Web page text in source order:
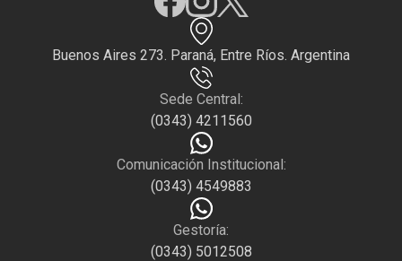
Buenos Aires 273. Paraná, Entre Ríos. Argentina
Sede Central:
(0343) 4211560
Comunicación Institucional:
(0343) 4549883
Gestoría:
(0343) 5012508